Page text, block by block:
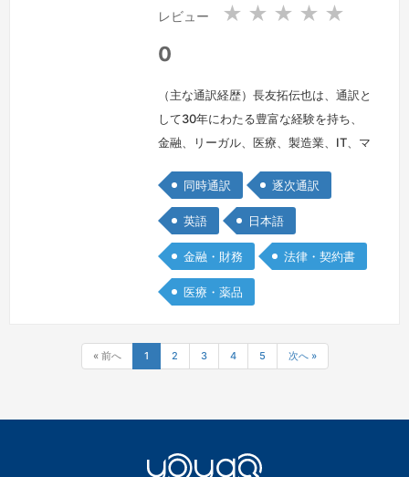
レビュー ★ ★ ★ ★ ★
0
（主な通訳経歴）長友拓伝也は、通訳と
して30年にわたる豊富な経験を持ち、
金融、リーガル、医療、製造業、IT、マ
たる分野での実績を積み重ねてきまし
た。カナダカールトン大学への語学留学
をはじめ、ブリティッシュコロンビア大
学での財務会計と監査の単位取得を含む
留学経験を有し、英語圏で15年を過ご
しています。通訳のプロフェッショナル
グ…
続きを見る »
同時通訳 逐次通訳
英語 日本語
金融・財務 法律・契約書
医療・薬品
« 前へ 1 2 3 4 5 次へ »